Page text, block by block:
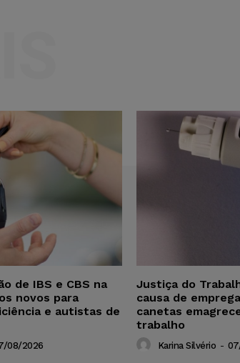
de IBS e CBS na
novos para
e autistas de
08/2026
Justiça do
causa de
canetas
trabalho
Karina Silvério -